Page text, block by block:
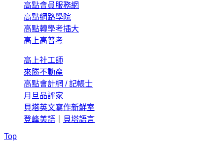
高點會員服務網
高點網路學院
高點轉學考插大
高上高普考
高上社工師
來勝不動產
高點會計網 / 記帳士
月旦品評家
貝塔英文寫作新鮮室
登峰美語
貝塔語言
Top